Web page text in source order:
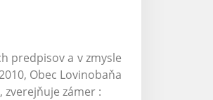
predpisov a v zmysle
Obec Lovinobaňa
zverejňuje zámer :